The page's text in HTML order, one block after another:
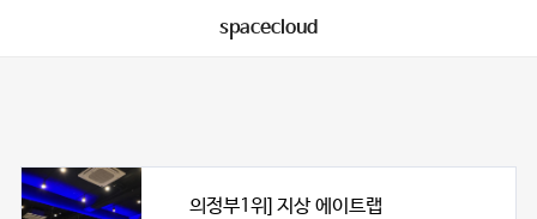
spacecloud
의정부1위] 지상 에이트랩